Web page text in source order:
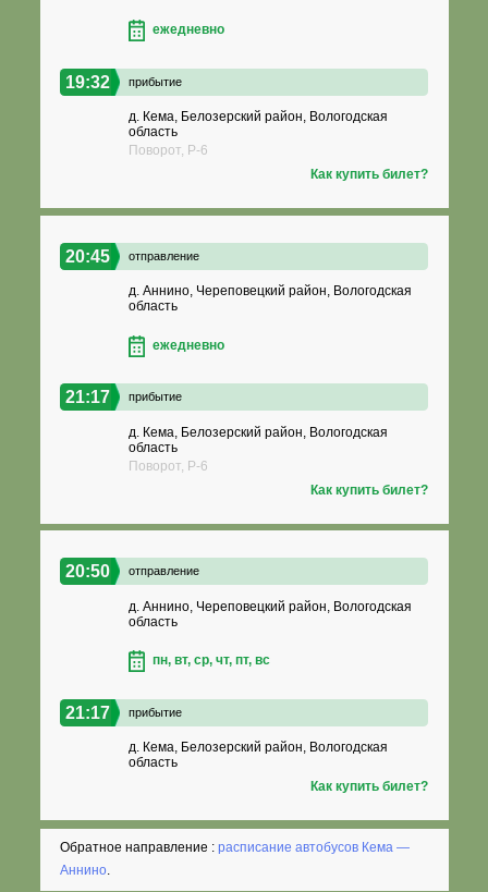
ежедневно
19:32 прибытие
д. Кема, Белозерский район, Вологодская
область
Поворот, Р-6
Как купить билет?
20:45 отправление
д. Аннино, Череповецкий район, Вологодская
область
ежедневно
21:17 прибытие
д. Кема, Белозерский район, Вологодская
область
Поворот, Р-6
Как купить билет?
20:50 отправление
д. Аннино, Череповецкий район, Вологодская
область
пн, вт, ср, чт, пт, вс
21:17 прибытие
д. Кема, Белозерский район, Вологодская
область
Как купить билет?
Обратное направление :расписание автобусов Кема —
Аннино.